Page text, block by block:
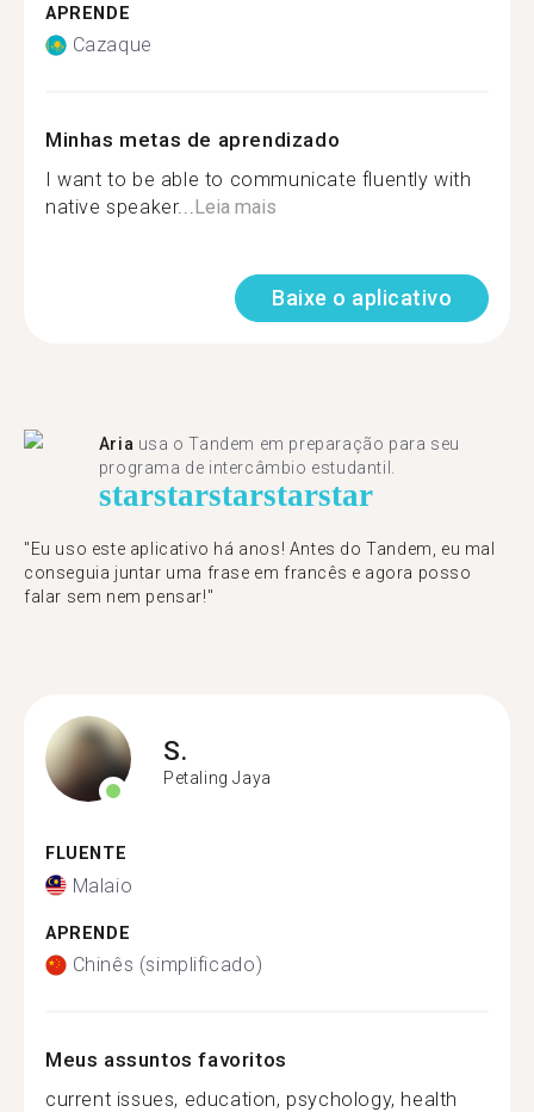
APRENDE
Cazaque
Minhas metas de aprendizado
I want to be able to communicate fluently with
native speaker...Leia mais
Baixe o aplicativo
Aria usa o Tandem em preparação para seu
programa de intercâmbio estudantil.
starstarstarstarstar
"​​Eu uso este aplicativo há anos! Antes do Tandem, eu mal
conseguia juntar uma frase em francês e agora posso
falar sem nem pensar!"
S.
Petaling Jaya
FLUENTE
Malaio
APRENDE
Chinês (simplificado)
Meus assuntos favoritos
current issues, education, psychology, health